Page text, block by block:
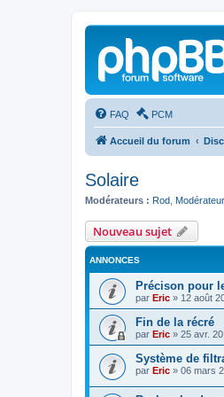
FAQ PCM
Accueil du forum
Solaire
Modérateurs : Rod
Nouveau sujet
ANNONCES
Précison pour
par Eric » 12 août
Fin de la récré
par Eric » 25 avr.
Système de
par Eric » 06 mars